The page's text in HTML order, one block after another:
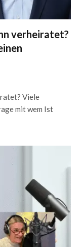
verheiratet?
Viele
mit wem Ist